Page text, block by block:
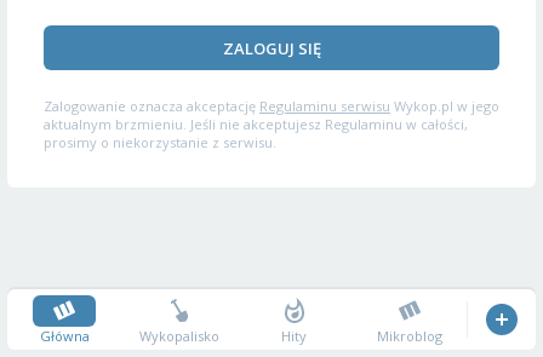
ZALOGUJ SIĘ
Zalogowanie oznacza akceptację Regulaminu serwisu Wykop.pl w jego
aktualnym brzmieniu. Jeśli nie akceptujesz Regulaminu w całości,
prosimy o niekorzystanie z serwisu.
Główna Wykopalisko Hity Mikroblog